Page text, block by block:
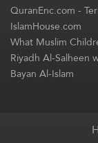
QuranEnc.com-
IslamHouse.com
What Muslim
Riyadh Al-Salheen
Bayan Al-Islam